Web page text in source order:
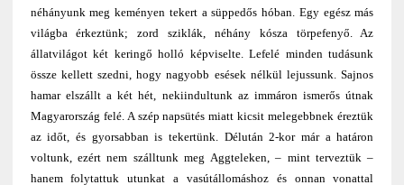
néhányunk meg keményen tekert a süppedős hóban. Egy egész más
világba érkeztünk; zord sziklák, néhány kósza törpefenyő. Az
állatvilágot két keringő holló képviselte. Lefelé minden tudásunk
össze kellett szedni, hogy nagyobb esések nélkül lejussunk. Sajnos
hamar elszállt a két hét, nekiindultunk az immáron ismerős útnak
Magyarország felé. A szép napsütés miatt kicsit melegebbnek éreztük
az időt, és gyorsabban is tekertünk. Délután 2-kor már a határon
voltunk, ezért nem szálltunk meg Aggteleken, – mint terveztük –
hanem folytattuk utunkat a vasútállomáshoz és onnan vonattal